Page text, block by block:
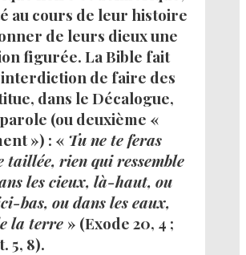
au cours de leur histoire
de leurs dieux une
figurée. La Bible fait
de faire des
dans le Décalogue,
(ou deuxième «
») : « Tu ne te feras
taillée, rien qui ressemble
les cieux, là-haut, ou
bas, ou dans les eaux,
la terre » (Exode 20, 4 ;
5, 8).